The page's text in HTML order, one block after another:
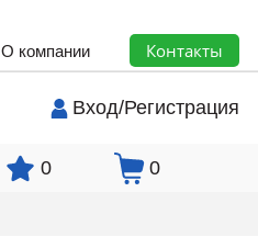
О компании Контакты
Вход/Регистрация
0 0